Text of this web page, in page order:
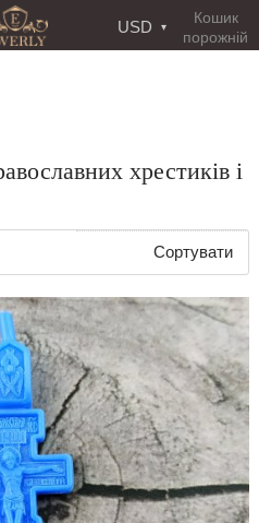
Кошик
порожній
USD
хрестиків і
Сортувати